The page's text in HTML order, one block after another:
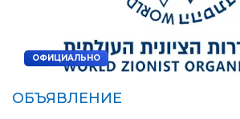
ОФИЦИАЛЬНО
ОБЪЯВЛЕНИЕ